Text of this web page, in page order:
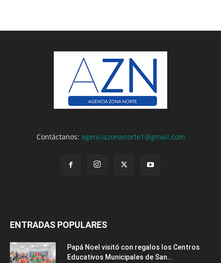
Contáctanos: agenciazonanorte1@gmail.com
ENTRADAS POPULARES
Papá Noel visitó con regalos los Centros
Educativos Municipales de San...